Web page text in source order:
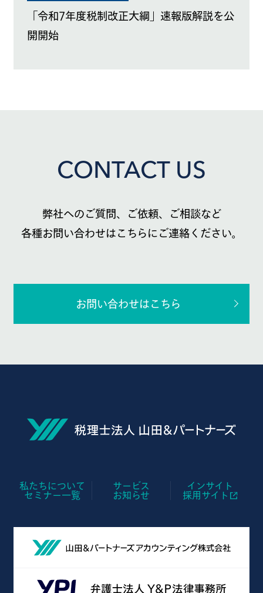
「令和7年度税制改正大綱」速報版解説を公
開開始
CONTACT US
弊社へのご質問、ご依頼、ご相談など
各種お問い合わせはこちらにご連絡ください。
お問い合わせはこちら
私たちについて サービス
インサイト
セミナー一覧
お知らせ 採用サイト